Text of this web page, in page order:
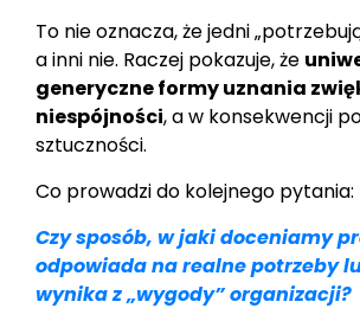
To nie oznacza, że jedni
a inni nie. Raczej pokazuje, że
generyczne formy uznania
niespójności, a w konsekwencji
sztuczności.
Co prowadzi do kolejnego pytania:
Czy sposób, w jaki doceniamy
odpowiada na realne potrzeby
wynika z „wygody” organizacji?